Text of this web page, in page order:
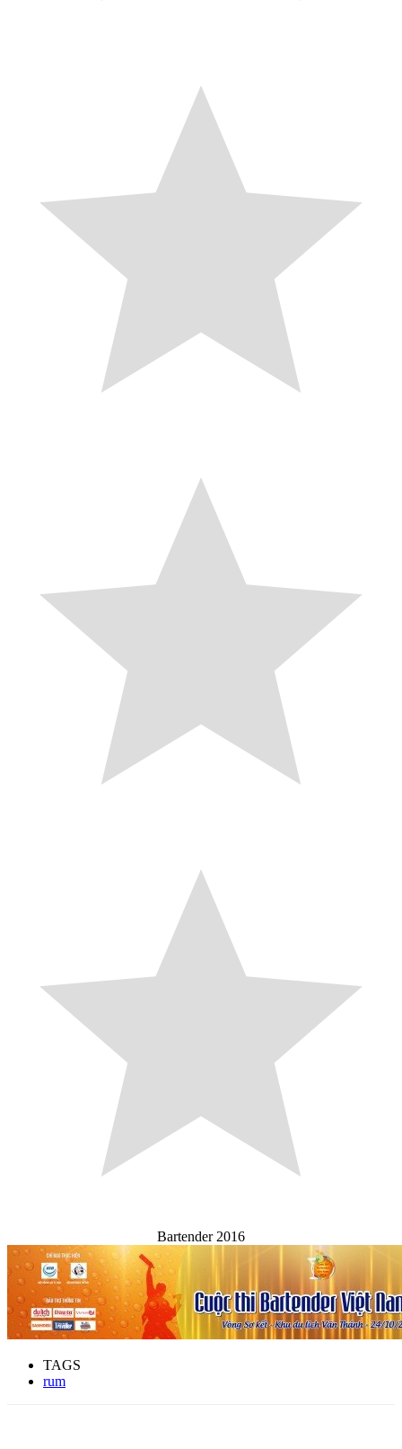
Bartender 2016
TAGS
rum